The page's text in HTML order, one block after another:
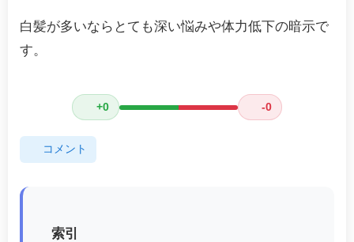
白髪が多いならとても深い悩みや体力低下の暗示で
す。
+0 -0
コメント
索引